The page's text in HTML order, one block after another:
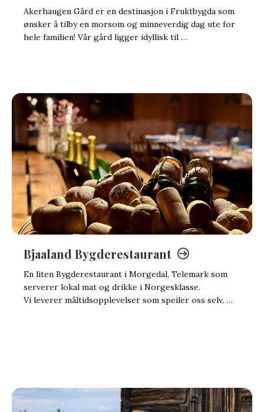
Akerhaugen Gård er en destinasjon i Fruktbygda som
ønsker å tilby en morsom og minneverdig dag ute for
hele familien! Vår gård ligger idyllisk til …
Bjaaland Bygderestaurant
En liten Bygderestaurant i Morgedal, Telemark som
serverer lokal mat og drikke i Norgesklasse.
Vi leverer måltidsopplevelser som speiler oss selv, …